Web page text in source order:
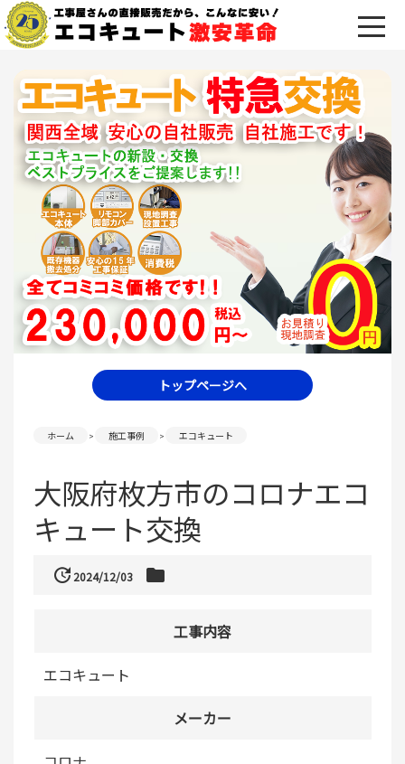
トップページへ
ホーム 施工事例 エコキュート
大阪府枚方市のコロナエコ
キュート交換
update2024/12/03 folder
工事内容
エコキュート
メーカー